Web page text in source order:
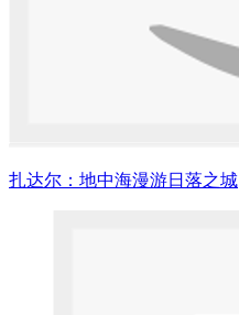
扎达尔：地中海漫游日落之城